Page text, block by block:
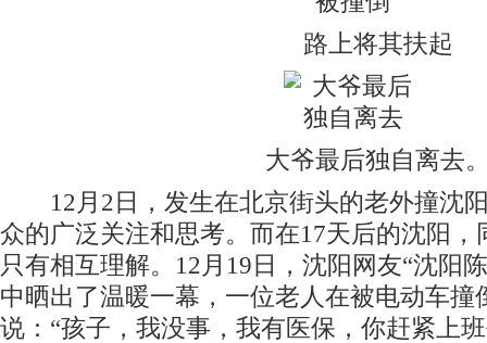
路上将其扶起
大爷最后独自离去
12月2日，发生在北京街头的老外撞沈
众的广泛关注和思考。而在17天后的沈阳，
只有相互理解。12月19日，沈阳网友“沈阳
中晒出了温暖一幕，一位老人在被电动车撞
说：“孩子，我没事，我有医保，你赶紧上